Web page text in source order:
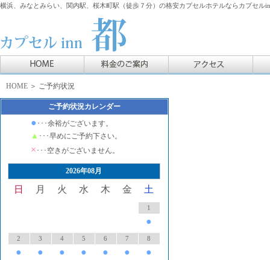
横浜、みなとみらい、関内駅、桜木町駅（徒歩７分）の格安カプセルホテルならカプセル
HOME ＞ ご予約状況
ご予約状況カレンダー
● ･･･余裕がございます。
▲ ･･･早めにご予約下さい。
× ･･･空きがございません。
2026年08月
日 月 火 水 木 金 土
1
●
2
●
3
●
4
●
5
●
6
●
7
●
8
●